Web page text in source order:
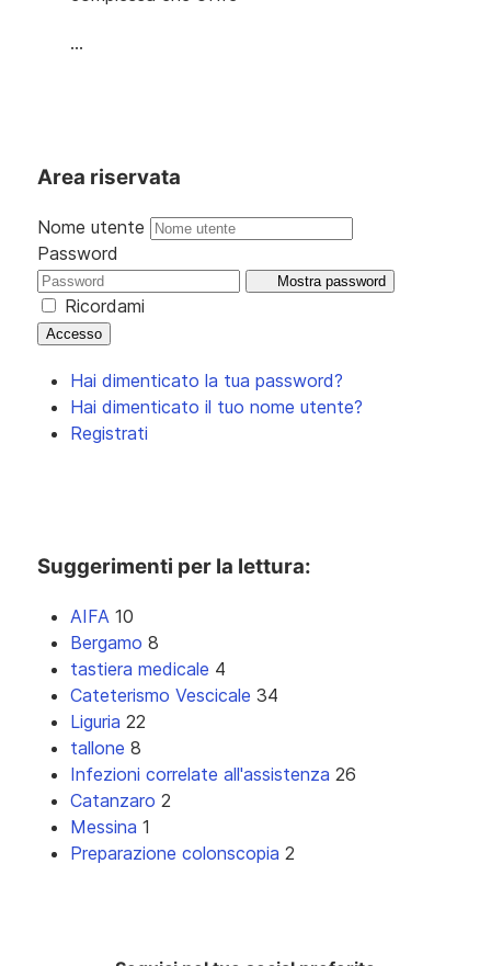
...
Area riservata
Nome utente
Password
Mostra password
Ricordami
Accesso
Hai dimenticato la tua password?
Hai dimenticato il tuo nome utente?
Registrati
Suggerimenti per la lettura:
AIFA 10
Bergamo 8
tastiera medicale 4
Cateterismo Vescicale 34
Liguria 22
tallone 8
Infezioni correlate all'assistenza 26
Catanzaro 2
Messina 1
Preparazione colonscopia 2